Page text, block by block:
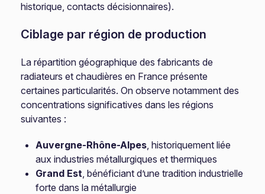
historique, contacts décisionnaires).
Ciblage par région de production
La répartition géographique des fabricants de
radiateurs et chaudières en France présente
certaines particularités. On observe notamment des
concentrations significatives dans les régions
suivantes :
Auvergne-Rhône-Alpes, historiquement liée
aux industries métallurgiques et thermiques
Grand Est, bénéficiant d’une tradition industrielle
forte dans la métallurgie